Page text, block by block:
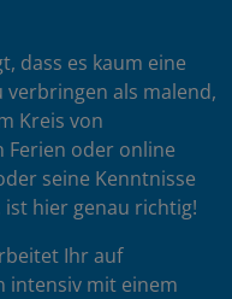
dass es kaum eine
als malend,
Kreis von
Ferien oder online
seine Kenntnisse
hier genau richtig!
Ihr auf
intensiv mit einem